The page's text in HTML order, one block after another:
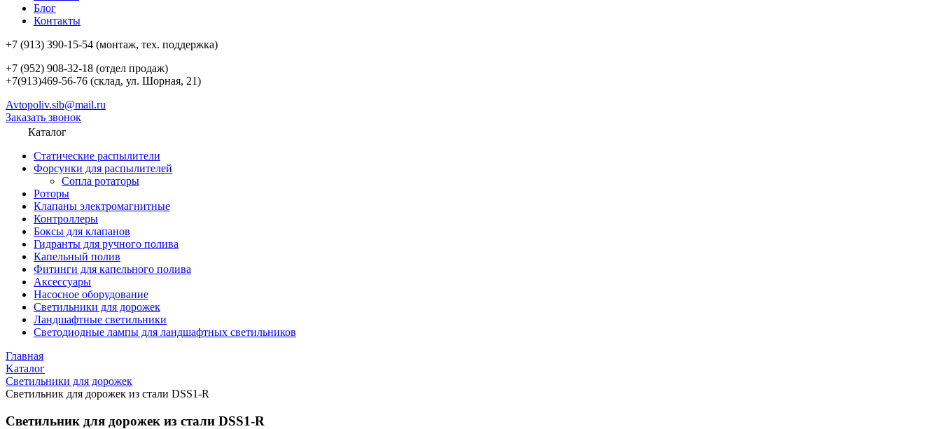
Блог
Контакты
+7 (913) 390-15-54 (монтаж, тех. поддержка)
+7 (952) 908-32-18 (отдел продаж)
+7(913)469-56-76 (склад, ул. Шорная, 21)
Avtopoliv.sib@mail.ru
Заказать звонок
Каталог
Статические распылители
Форсунки для распылителей
Сопла ротаторы
Роторы
Клапаны электромагнитные
Контроллеры
Боксы для клапанов
Гидранты для ручного полива
Капельный полив
Фитинги для капельного полива
Аксессуары
Насосное оборудование
Светильники для дорожек
Ландшафтные светильники
Светодиодные лампы для ландшафтных светильников
Главная
Kаталог
Светильники для дорожек
Светильник для дорожек из стали DSS1-R
Светильник для дорожек из стали DSS1-R